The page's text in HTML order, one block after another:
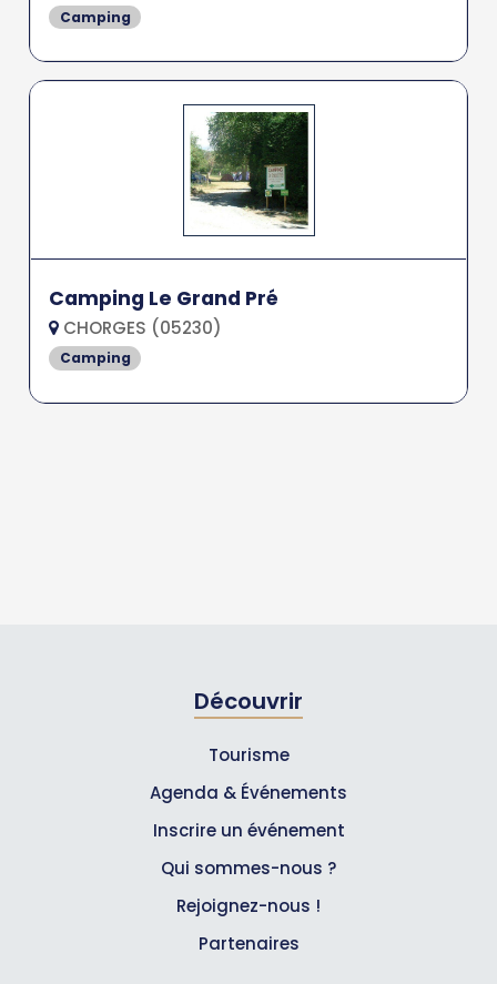
Camping
Camping Le Grand Pré
CHORGES (05230)
Camping
Découvrir
Tourisme
Agenda & Événements
Inscrire un événement
Qui sommes-nous ?
Rejoignez-nous !
Partenaires